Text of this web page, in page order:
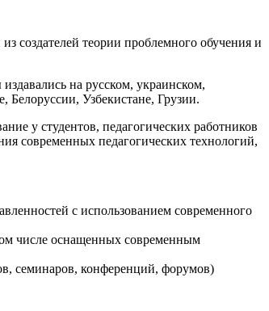
создателей теории проблемного обучения и
на русском, украинском,
Узбекистане, Грузии.
у студентов, педагогических работников
современных педагогических технологий,
с использованием современного
числе оснащенных современным
семинаров, конференций, форумов)